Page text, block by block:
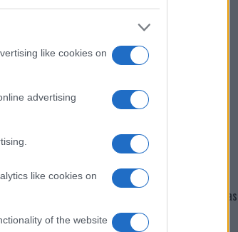
like cookies on
advertising
like cookies on
of the website
I nostri cari
I nostri cari
Giovannimaria Cabras